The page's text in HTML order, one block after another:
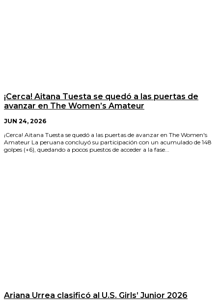
¡Cerca! Aitana Tuesta se quedó a las puertas de
avanzar en The Women’s Amateur
JUN 24, 2026
¡Cerca! Aitana Tuesta se quedó a las puertas de avanzar en The Women's
Amateur La peruana concluyó su participación con un acumulado de 148
golpes (+6), quedando a pocos puestos de acceder a la fase...
Ariana Urrea clasificó al U.S. Girls’ Junior 2026